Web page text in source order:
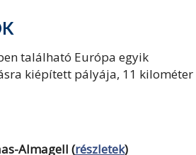
található Európa egyik
kiépített pályája, 11 kilométer
Almagell (részletek)